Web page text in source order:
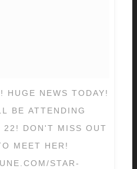
HUGE NEWS TODAY!
BE ATTENDING
22! DON'T MISS OUT
MEET HER!
STAR-